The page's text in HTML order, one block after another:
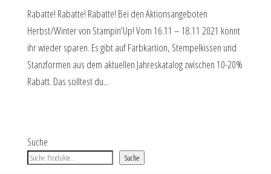
Rabatte! Rabatte! Rabatte! Bei den Aktionsangeboten
Herbst/Winter von Stampin’Up! Vom 16.11 – 18.11 2021 könnt
ihr wieder sparen. Es gibt auf Farbkartion, Stempelkissen und
Stanzformen aus dem aktuellen Jahreskatalog zwischen 10-20%
Rabatt. Das solltest du...
Suche
Suche